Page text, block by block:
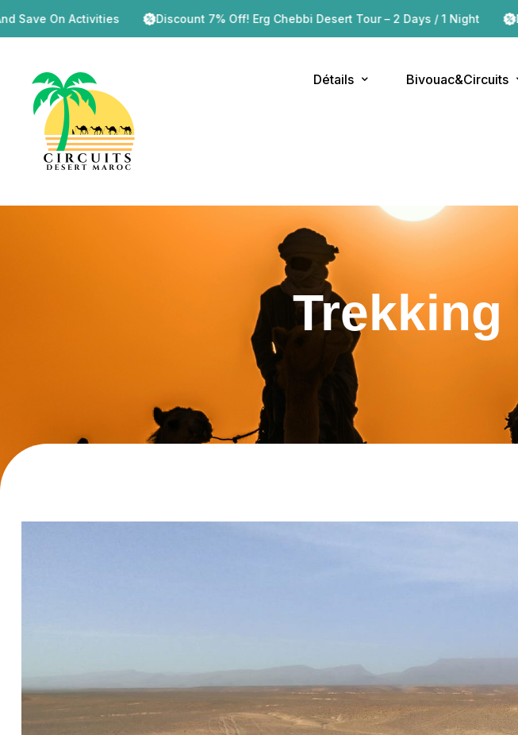
Activities Discount 7% Off! Erg Chebbi Desert Tour – 2 Days / 1 Night Discount
Détails Bivouac&Circuits